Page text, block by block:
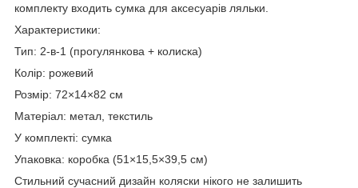
комплекту входить сумка для аксесуарів ляльки.
Характеристики:
Тип: 2-в-1 (прогулянкова + колиска)
Колір: рожевий
Розмір: 72×14×82 см
Матеріал: метал, текстиль
У комплекті: сумка
Упаковка: коробка (51×15,5×39,5 см)
Стильний сучасний дизайн коляски нікого не залишить